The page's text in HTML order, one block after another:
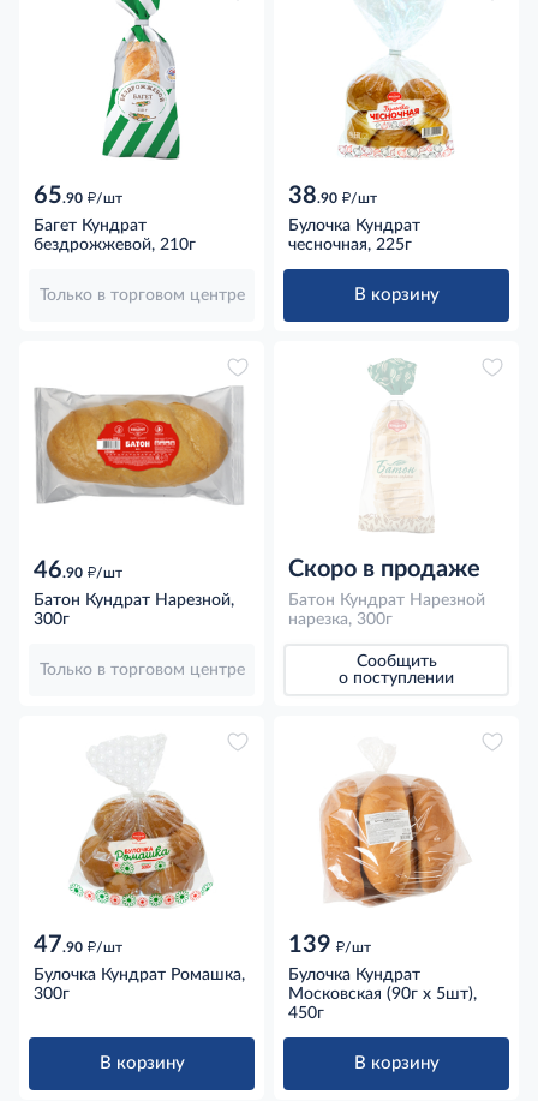
65.90 д/шт
Багет Кундрат
бездрожжевой, 210г
Только в торговом центре
38.90 д/шт
Булочка Кундрат
чесночная, 225г
В корзину
46.90 д/шт
Батон Кундрат Нарезной,
300г
Только в торговом центре
Скоро в продаже
Батон Кундрат Нарезной
нарезка, 300г
Сообщить
о поступлении
47.90 д/шт
Булочка Кундрат Ромашка,
300г
В корзину
139 д/шт
Булочка Кундрат
Московская (90г х 5шт),
450г
В корзину